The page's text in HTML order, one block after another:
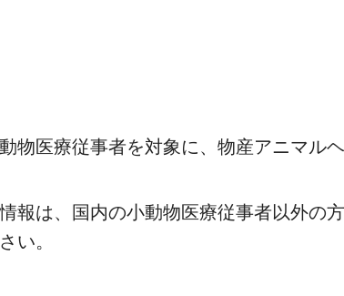
物医療従事者を対象に、物産アニマル
報は、国内の小動物医療従事者以外の
い。